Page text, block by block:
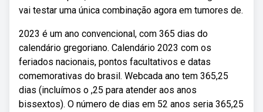
vai testar uma única combinação agora em tumores de.
2023 é um ano convencional, com 365 dias do
calendário gregoriano. Calendário 2023 com os
feriados nacionais, pontos facultativos e datas
comemorativas do brasil. Webcada ano tem 365,25
dias (incluímos o ,25 para atender aos anos
bissextos). O número de dias em 52 anos seria 365,25